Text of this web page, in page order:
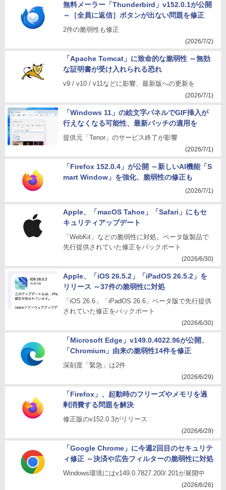
無料メーラー「Thunderbird」v152.0.1が公開
～［全員に返信］ボタンが出ない問題を修正
2件の脆弱性も修正
(2026/7/2)
「Apache Tomcat」に致命的な脆弱性 ～無効
な証明書が受け入れられる恐れ
v9 / v10 / v11などに影響、最新版への更新を
(2026/7/1)
「Windows 11」の絵文字パネルでGIF挿入が
行えなくなる可能性、最新パッチの適用を
提供元「Tenor」のサービス終了が影響
(2026/7/1)
「Firefox 152.0.4」が公開 ～新しいAI機能「S
mart Window」を強化、脆弱性の修正も
(2026/7/1)
Apple、「macOS Tahoe」「Safari」にもセ
キュリティアップデート
「WebKit」などの脆弱性に対処。ベータ版製品で
先行提供されていた修正をバックポート
(2026/6/30)
Apple、「iOS 26.5.2」「iPadOS 26.5.2」を
リリース ～37件の脆弱性に対処
「iOS 26.6」「iPadOS 26.6」ベータ版で先行提供
されていた修正をバックポート
(2026/6/30)
「Microsoft Edge」v149.0.4022.96が公開、
「Chromium」由来の脆弱性14件を修正
深刻度「緊急」は2件
(2026/6/29)
「Firefox」、起動時のフリーズやメモリを過
剰消費する問題を解決
修正版のv152.0.3がリリース
(2026/6/29)
「Google Chrome」に今週2回目のセキュリテ
ィ修正 ～決済や広告フィルターの脆弱性に対処
Windows環境にはv149.0.7827.200/.201が展開中
(2026/6/26)